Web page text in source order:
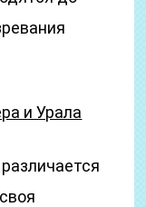
и Урала